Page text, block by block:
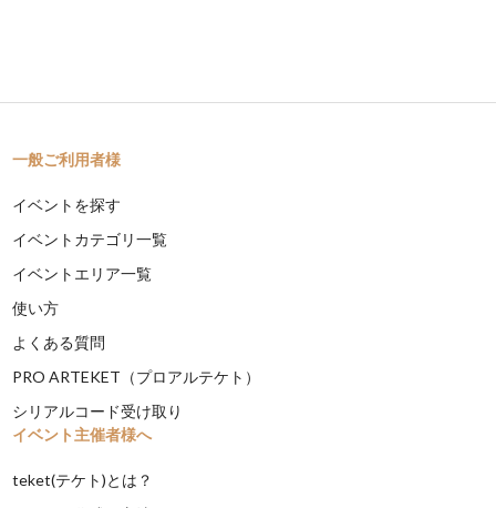
一般ご利用者様
イベントを探す
イベントカテゴリ一覧
イベントエリア一覧
使い方
よくある質問
PRO ARTEKET（プロアルテケト）
シリアルコード受け取り
イベント主催者様へ
teket(テケト)とは？